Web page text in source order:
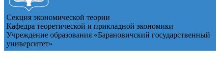
Секция экономической теории
Кафедра теоретической и прикладной экономики
Учреждение образования «Барановичский государственный
университет»